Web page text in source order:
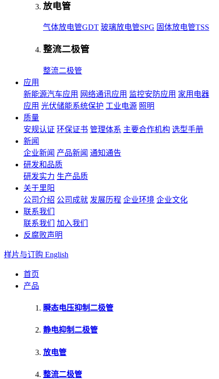
放电管
气体放电管GDT 玻璃放电管SPG 固体放电管TSS
整流二极管
整流二极管
应用
新能源汽车应用 网络通讯应用 监控安防应用 家用电器
应用 光伏储能系统保护 工业电源 照明
质量
安规认证 环保证书 管理体系 主要合作机构 选型手册
新闻
企业新闻 产品新闻 通知通告
研发和品质
研发实力 生产品质
关于里阳
公司介绍 公司成就 发展历程 企业环境 企业文化
联系我们
联系我们
加入我们
反腐败声明
样片与订购 English
首页
产品
瞬态电压抑制二极管
静电抑制二极管
放电管
整流二极管